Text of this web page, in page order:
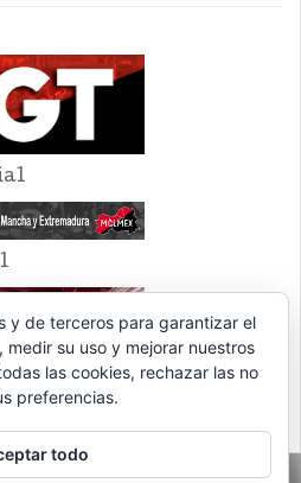
y de terceros para garantizar el
su uso y mejorar nuestros
las cookies, rechazar las no
preferencias.
todo